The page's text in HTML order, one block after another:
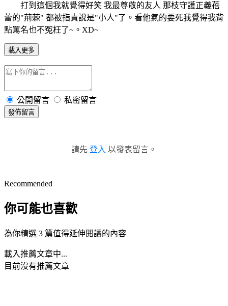
打到這個我就覺得好笑 我最尊敬的友人 那枝守護正義蓓
蕾的"荊棘" 都被指責說是"小人"了。看他氣的要死我覺得我背
點罵名也不冤枉了~。XD~
載入更多
公開留言 私密留言
發佈留言
請先 登入 以發表留言。
Recommended
你可能也喜歡
為你精選 3 篇值得延伸閱讀的內容
載入推薦文章中...
目前沒有推薦文章